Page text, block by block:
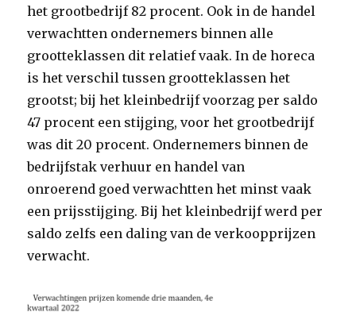
het grootbedrijf 82 procent. Ook in de handel
verwachtten ondernemers binnen alle
grootteklassen dit relatief vaak. In de horeca
is het verschil tussen grootteklassen het
grootst; bij het kleinbedrijf voorzag per saldo
47 procent een stijging, voor het grootbedrijf
was dit 20 procent. Ondernemers binnen de
bedrijfstak verhuur en handel van
onroerend goed verwachtten het minst vaak
een prijsstijging. Bij het kleinbedrijf werd per
saldo zelfs een daling van de verkoopprijzen
verwacht.